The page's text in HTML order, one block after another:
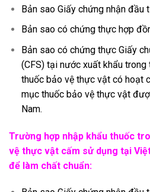
Bản sao Giấy chứng nhận đầu
Bản sao có chứng thực hợp
Bản sao có chứng thực Giấy
(CFS) tại nước xuất khẩu
thuốc bảo vệ thực vật có hoạt
mục thuốc bảo vệ thực vật
Nam.
Trường hợp nhập khẩu thuốc
vệ thực vật cấm sử dụng tại
để làm chất chuẩn: